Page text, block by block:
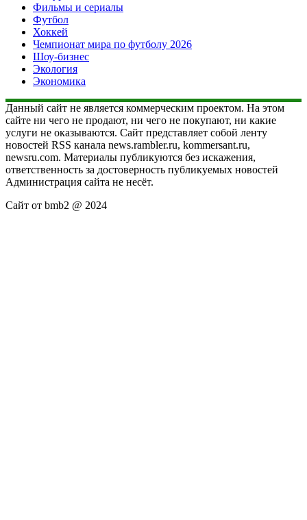
Фильмы и сериалы
Футбол
Хоккей
Чемпионат мира по футболу 2026
Шоу-бизнес
Экология
Экономика
Данный сайт не является коммерческим проектом. На этом
сайте ни чего не продают, ни чего не покупают, ни какие
услуги не оказываются. Сайт представляет собой ленту
новостей RSS канала news.rambler.ru, kommersant.ru,
newsru.com. Материалы публикуются без искажения,
ответственность за достоверность публикуемых новостей
Администрация сайта не несёт.
Сайт от bmb2 @ 2024